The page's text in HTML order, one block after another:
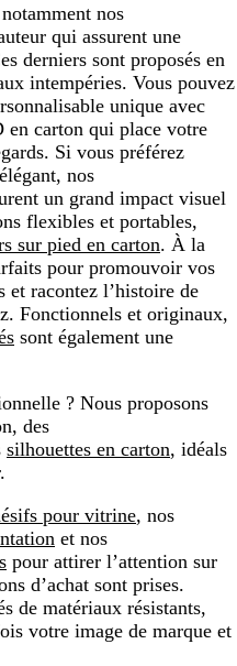
nos
qui assurent une
derniers sont proposés en
intempéries. Vous pouvez
unique avec
en carton qui place votre
Si vous préférez
nos
un grand impact visuel
flexibles et portables,
sur pied en carton. À la
pour promouvoir vos
et racontez l’histoire de
Fonctionnels et originaux,
sont également une
? Nous proposons
des
silhouettes en carton, idéals
pour vitrine, nos
et nos
pour attirer l’attention sur
d’achat sont prises.
de matériaux résistants,
votre image de marque et